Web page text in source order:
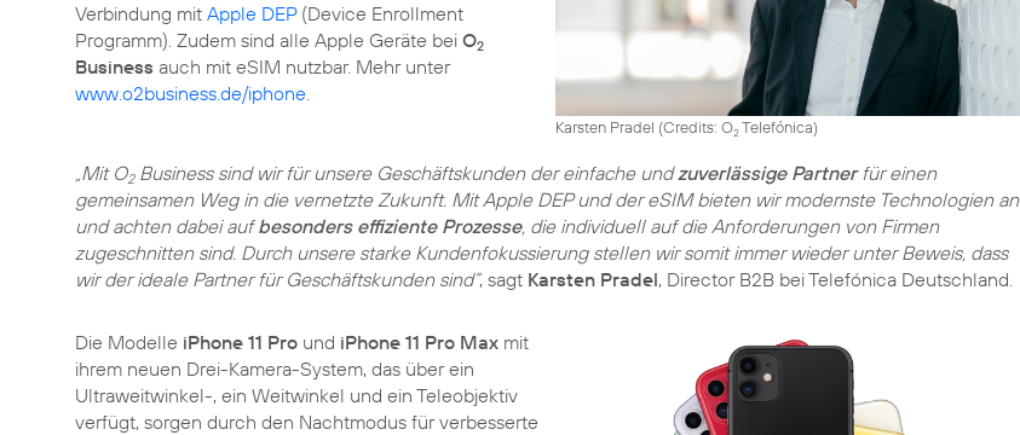
Karsten Pradel (Credits: O2Telefónica)
Verbindung mit Apple DEP(Device Enrollment
Programm). Zudem sind alle Apple Geräte bei O2
Business auch mit eSIM nutzbar. Mehr unter
www.o2business.de/iphone.
„Mit O2Business sind wir für unsere Geschäftskunden der einfache undzuverlässige Partnerfür einen
gemeinsamen Weg in die vernetzte Zukunft. Mit Apple DEP und der eSIM bieten wir modernste Technologien an
und achten dabei aufbesonders effiziente Prozesse, die individuell auf die Anforderungen von Firmen
zugeschnitten sind. Durch unsere starke Kundenfokussierung stellen wir somit immer wieder unter Beweis, dass
wir der ideale Partner für Geschäftskunden sind“, sagt Karsten Pradel, Director B2B bei Telefónica Deutschland.
Die Modelle iPhone 11 Pro und iPhone 11 Pro Max mit
ihrem neuen Drei-Kamera-System, das über ein
Ultraweitwinkel-, ein Weitwinkel und ein Teleobjektiv
verfügt, sorgen durch den Nachtmodus für verbesserte